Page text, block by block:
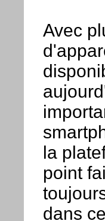
Avec
la
point
dans